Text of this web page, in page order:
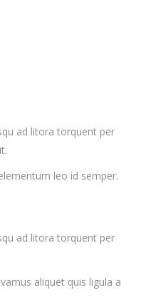
ad litora torquent per
leo id semper.
ad litora torquent per
aliquet quis ligula a